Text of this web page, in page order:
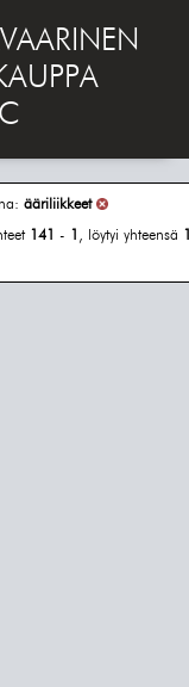
ääriliikkeet
141 - 1 , löytyi yhteensä